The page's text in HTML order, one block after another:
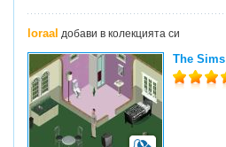
loraal добави в колекцията си
The Sims